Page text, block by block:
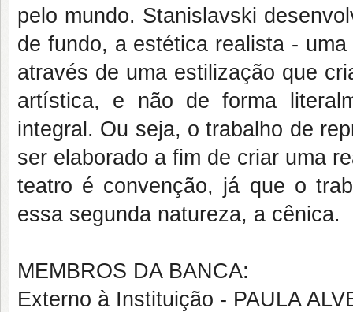
pelo mundo. Stanislavski
de fundo, a estética realista -
através de uma estilização que
artística, e não de forma
integral. Ou seja, o trabalho de
ser elaborado a fim de criar uma
teatro é convenção, já que o
essa segunda natureza, a cênica.
MEMBROS DA BANCA:
Externo à Instituição - PAULA